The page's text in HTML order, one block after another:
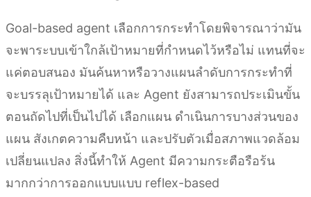
Goal-based agent เลือกการกระทำโดยพิจารณาว่ามัน
จะพาระบบเข้าใกล้เป้าหมายที่กำหนดไว้หรือไม่ แทนที่จะ
แค่ตอบสนอง มันค้นหาหรือวางแผนลำดับการกระทำที่
จะบรรลุเป้าหมายได้ และ Agent ยังสามารถประเมินขั้น
ตอนถัดไปที่เป็นไปได้ เลือกแผน ดำเนินการบางส่วนของ
แผน สังเกตความคืบหน้า และปรับตัวเมื่อสภาพแวดล้อม
เปลี่ยนแปลง สิ่งนี้ทำให้ Agent มีความกระตือรือร้น
มากกว่าการออกแบบแบบ reflex-based